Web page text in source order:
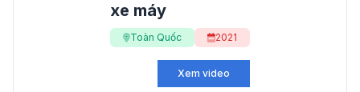
xe máy
Toàn Quốc 2021
Xem video